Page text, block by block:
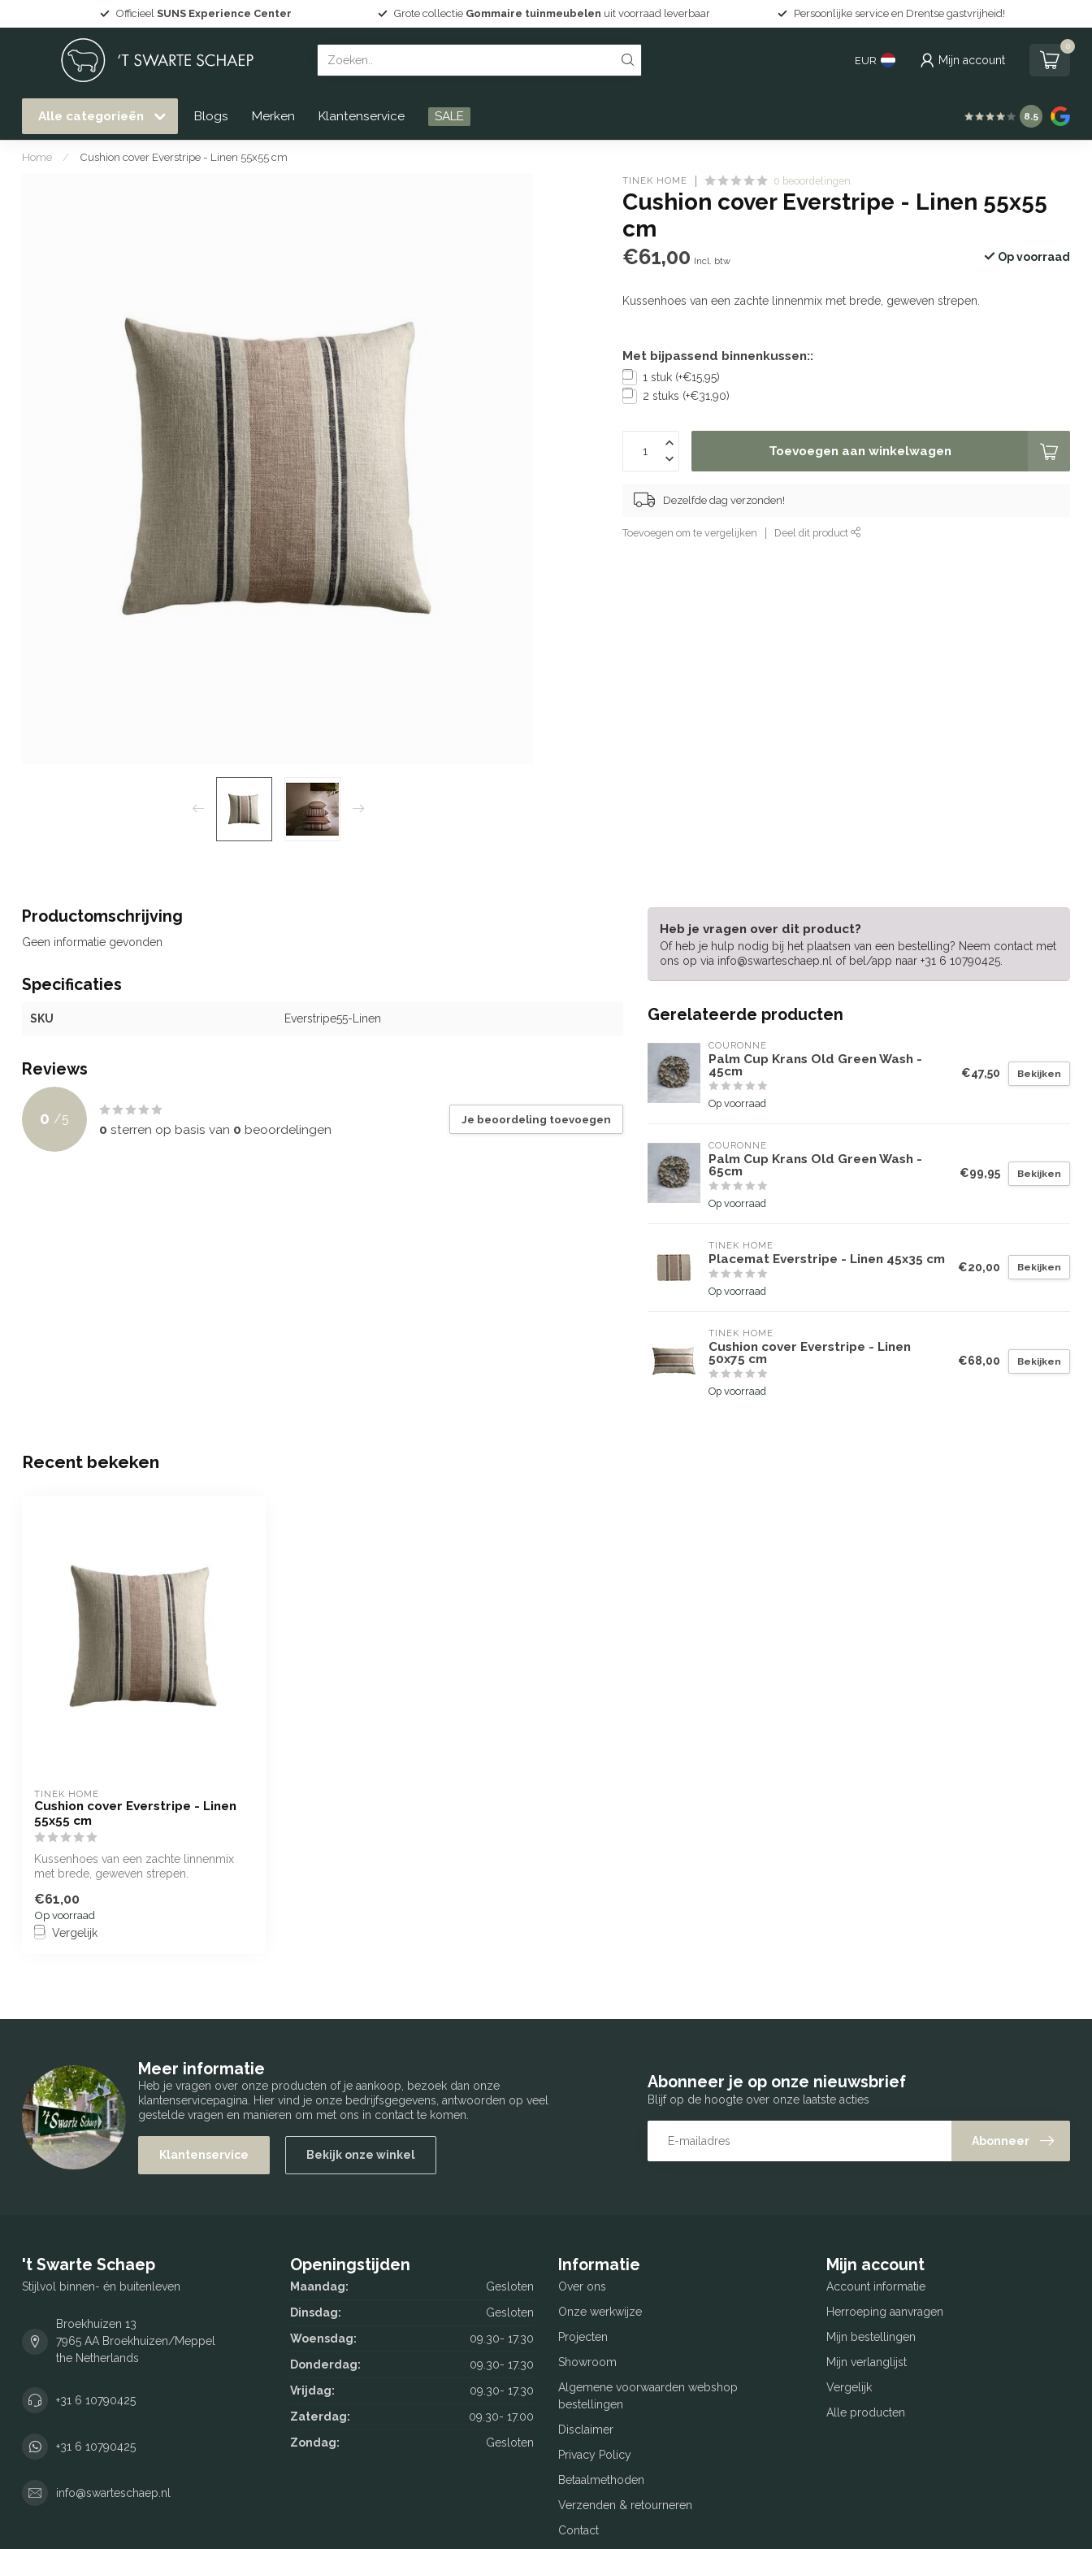
Grote collectie Gommaire tuinmeubelen uit voorraad leverbaar Persoonlijke service en Drentse gastvrijheid! Gratis levering in Nederland vanaf €150
EUR Mijn account
0
Alle categorieën Blogs Merken Klantenservice SALE 8.5
Home / Cushion cover Everstripe - Linen 55x55 cm
TINEK HOME 0 beoordelingen
Cushion cover Everstripe - Linen 55x55
cm
€61,00 Incl. btw Op voorraad
Kussenhoes van een zachte linnenmix met brede, geweven strepen.
Met bijpassend binnenkussen::
1 stuk (+€15,95)
2 stuks (+€31,90)
Toevoegen aan winkelwagen
Dezelfde dag verzonden!
Toevoegen om te vergelijken Deel dit product
Productomschrijving
Geen informatie gevonden
Specificaties
SKU Everstripe55-Linen
Reviews
0 /5
0 sterren op basis van 0 beoordelingen
Je beoordeling toevoegen
Heb je vragen over dit product?
Of heb je hulp nodig bij het plaatsen van een bestelling? Neem contact met
ons op via info@swarteschaep.nl of bel/app naar +31 6 10790425.
Gerelateerde producten
COURONNE
Palm Cup Krans Old Green Wash -
45cm
Op voorraad
€47,50 Bekijken
COURONNE
Palm Cup Krans Old Green Wash -
65cm
Op voorraad
€99,95 Bekijken
TINEK HOME
Placemat Everstripe - Linen 45x35 cm
Op voorraad
€20,00 Bekijken
TINEK HOME
Cushion cover Everstripe - Linen
50x75 cm
Op voorraad
€68,00 Bekijken
Recent bekeken
TINEK HOME
Cushion cover Everstripe - Linen
55x55 cm
Kussenhoes van een zachte linnenmix
met brede, geweven strepen.
€61,00
Op voorraad
Vergelijk
Meer informatie
Heb je vragen over onze producten of je aankoop, bezoek dan onze
klantenservicepagina. Hier vind je onze bedrijfsgegevens, antwoorden op veel
gestelde vragen en manieren om met ons in contact te komen.
Klantenservice Bekijk onze winkel
Abonneer je op onze nieuwsbrief
Blijf op de hoogte over onze laatste acties
Abonneer
't Swarte Schaep
Stijlvol binnen- én buitenleven
Broekhuizen 13
7965 AA Broekhuizen/Meppel
the Netherlands
+31 6 10790425
+31 6 10790425
info@swarteschaep.nl
Openingstijden
Maandag:
Gesloten
Dinsdag:
Gesloten
Woensdag:
09.30- 17.30
Donderdag:
09.30- 17.30
Vrijdag:
09.30- 17.30
Zaterdag:
09.30- 17.00
Zondag:
Gesloten
Informatie
Over ons
Onze werkwijze
Projecten
Showroom
Algemene voorwaarden webshop
bestellingen
Disclaimer
Privacy Policy
Betaalmethoden
Verzenden & retourneren
Contact
Mijn account
Account informatie
Herroeping aanvragen
Mijn bestellingen
Mijn verlanglijst
Vergelijk
Alle producten